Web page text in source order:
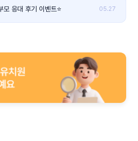
모 응대 후기 이벤트⭐ 05.27